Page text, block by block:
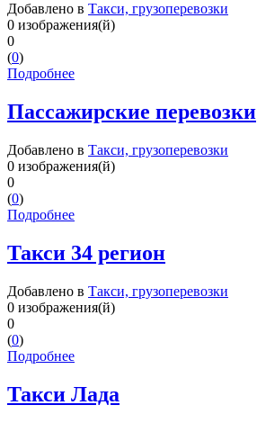
Добавлено в Такси, грузоперевозки
0 изображения(й)
0
(0)
Подробнее
Пассажирские перевозки
Добавлено в Такси, грузоперевозки
0 изображения(й)
0
(0)
Подробнее
Такси 34 регион
Добавлено в Такси, грузоперевозки
0 изображения(й)
0
(0)
Подробнее
Такси Лада